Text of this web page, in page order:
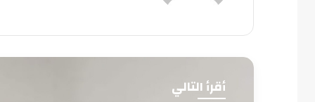
أقرأ التالي